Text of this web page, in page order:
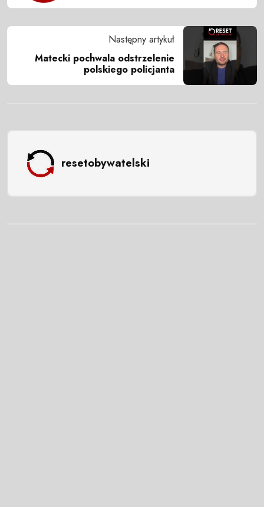
Następny artykuł
Matecki pochwala odstrzelenie
polskiego policjanta
resetobywatelski